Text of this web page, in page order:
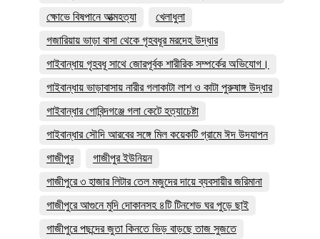
ক্ষোভে বিষপানে আত্মহত্যা
খেলাধুলা
গজারিয়ায় ভাড়া বাসা থেকে গৃহবধূর মরদেহ উদ্ধার
গাইবান্ধায় গৃহবধূ সাথে জোরপূর্বক শারীরিক সম্পর্কের অভিযোগ।
গাইবান্ধায় ভাড়াবাসায় নারীর গলাকাটা লাশ ও কাটা পুরুষাঙ্গ উদ্ধার
গাইবান্ধার গোবিন্দগঞ্জে গলা কেটে হত্যাচেষ্টা
গাইবান্ধার সৌদি আরবের সঙ্গে মিল কয়েকটি গ্রামে ঈদ উদযাপন
গাজীপুর
গাজীপুর ইউনিয়ন
গাজীপুরে ৩ হাজার লিটার তেল মজুদের দায়ে ব্যবসায়ীর জরিমানা
গাজীপুরে আগুনে মুদি দোকানসহ ৪টি টিনশেড ঘর পুড়ে ছাই
গাজীপুরে পছন্দের জুতা কিনতে ভিড় বাড়ছে তাজ সুজতে